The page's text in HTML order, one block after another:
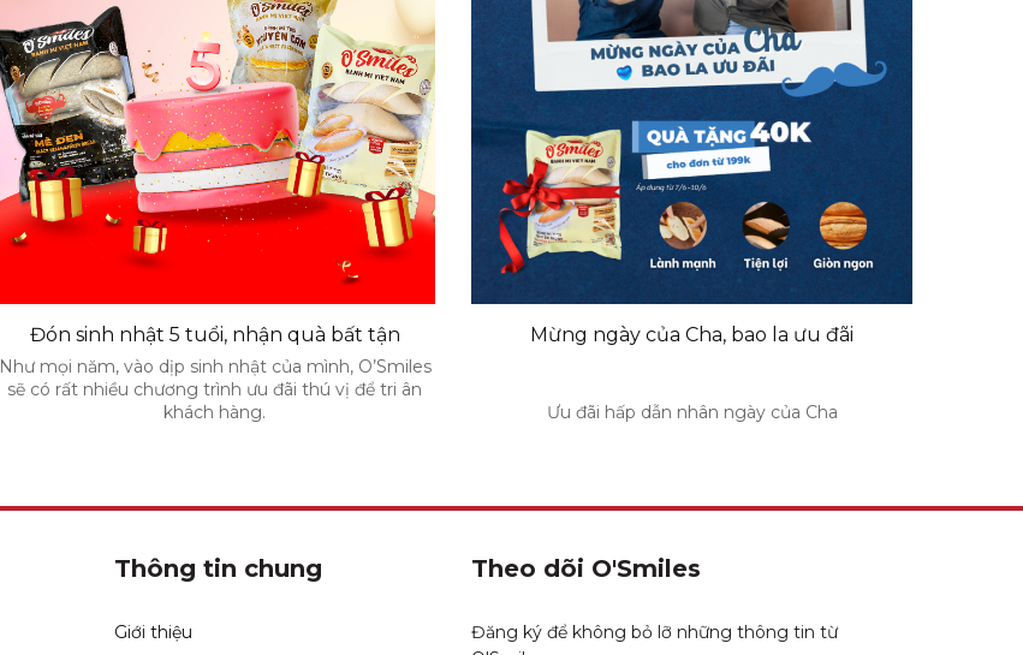
Đón sinh nhật 5 tuổi, nhận quà bất tận
Như mọi năm, vào dịp sinh nhật của mình, O’Smiles
sẽ có rất nhiều chương trình ưu đãi thú vị để tri ân
khách hàng.
Mừng ngày của Cha, bao la ưu đãi
Ưu đãi hấp dẫn nhân ngày của Cha
Thông tin chung
Giới thiệu
Theo dõi O'Smiles
Đăng ký để không bỏ lỡ những thông tin từ